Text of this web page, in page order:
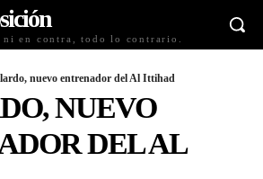
en contra, todo lo contrario.
nuevo entrenador del Al Ittihad
NUEVO
DEL AL